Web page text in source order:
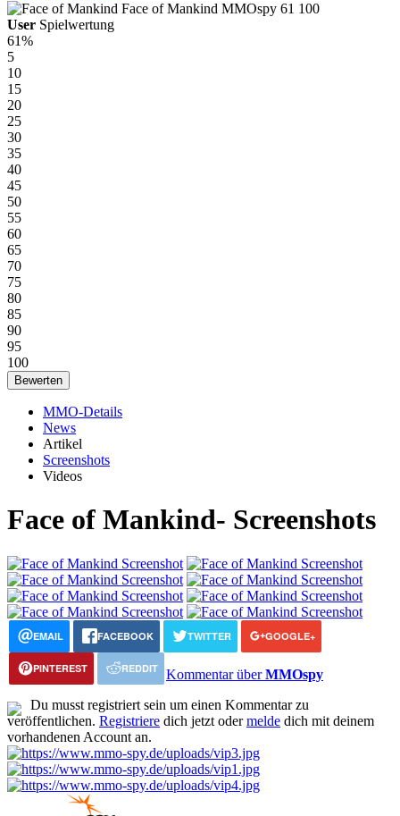
Face of Mankind MMOspy 61 100
User Spielwertung
61%
5
10
15
20
25
30
35
40
45
50
55
60
65
70
75
80
85
90
95
100
MMO-Details
News
Artikel
Screenshots
Videos
Face of Mankind- Screenshots
EMAIL FACEBOOK TWITTER GOOGLE+
PINTEREST REDDIT Kommentar überMMOspy
Du musst registriert sein um einen Kommentar zu
veröffentlichen. Registriere dich jetzt odermelde dich mit deinem
vorhandenen Account an.